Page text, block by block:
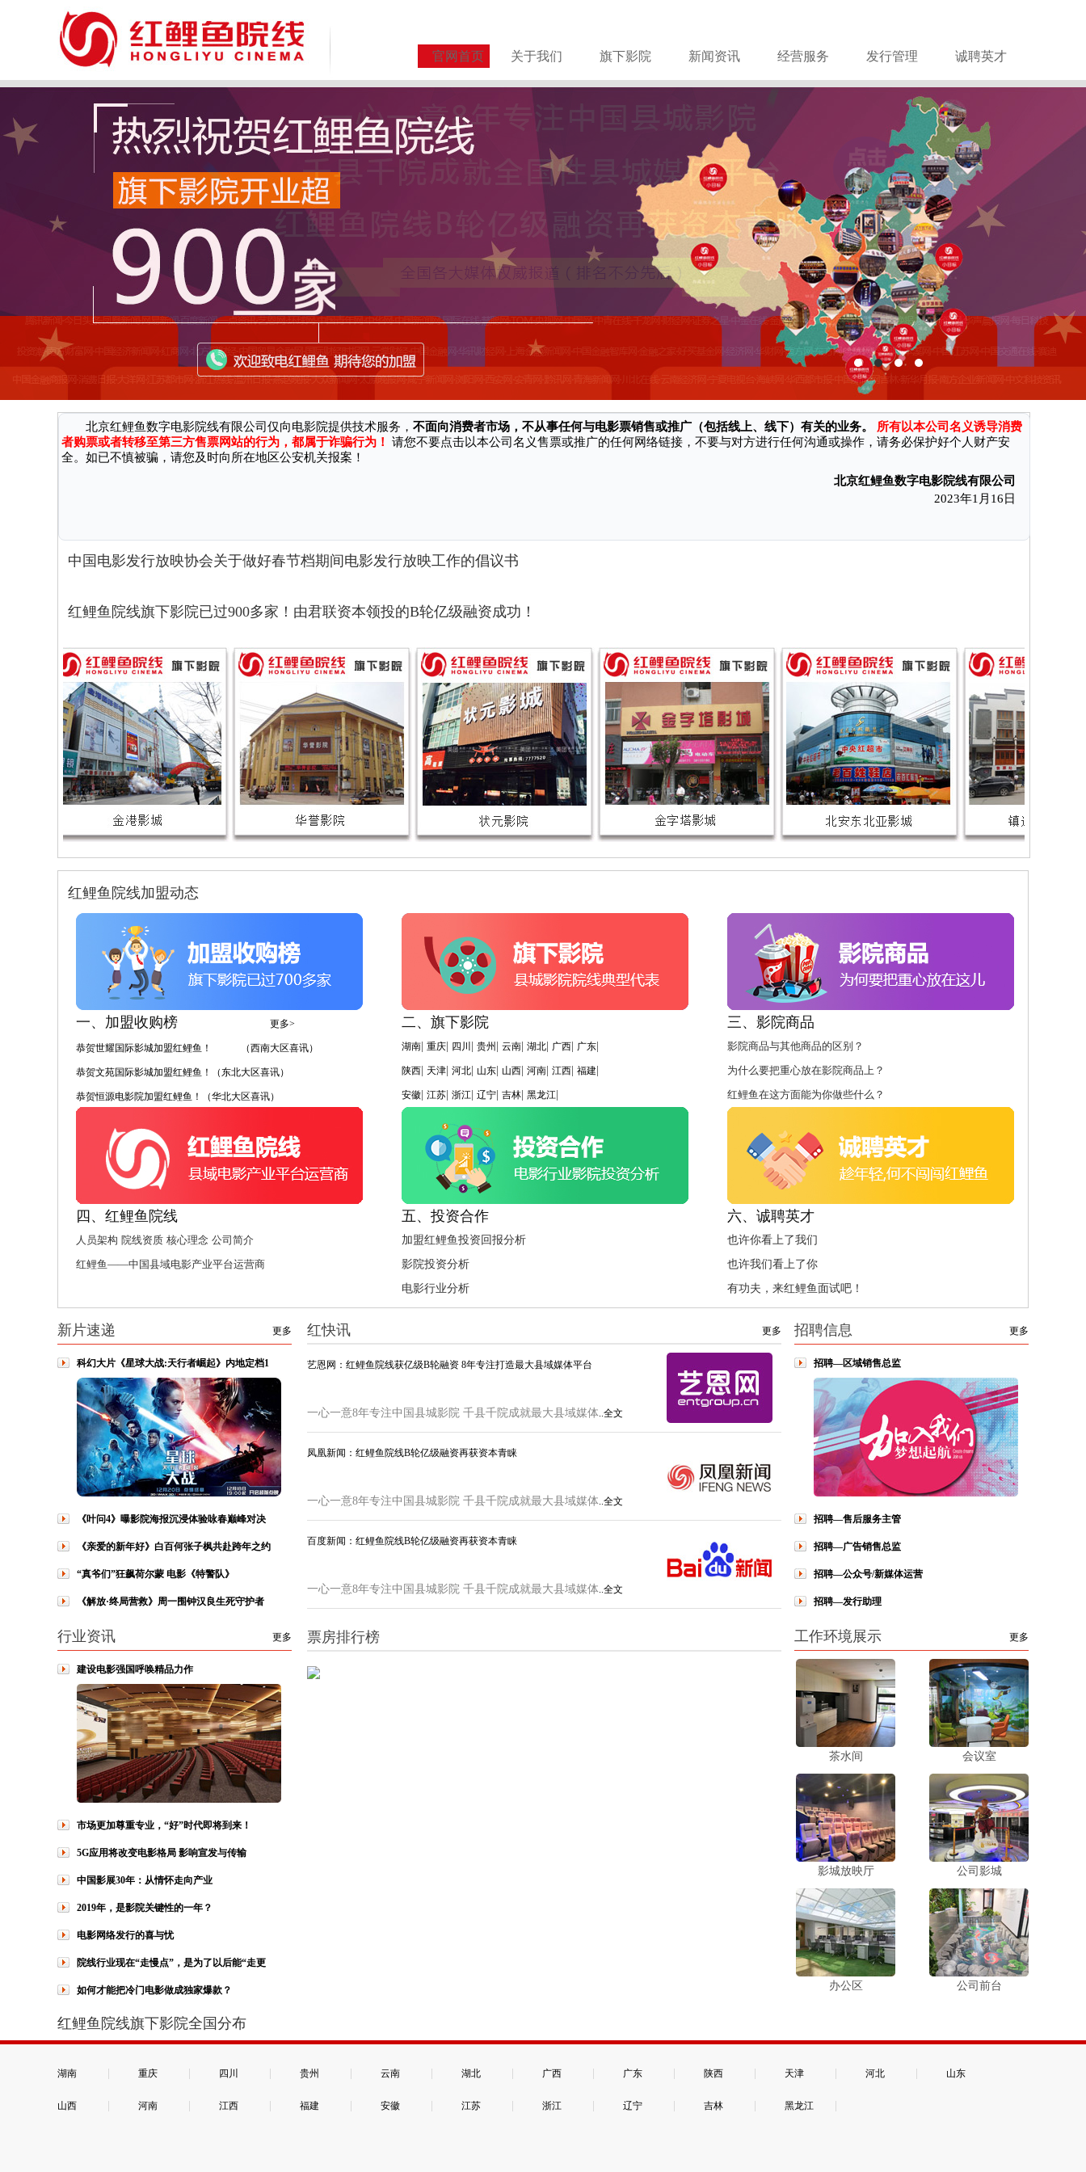
官网首页 关于我们 旗下影院 新闻资讯 经营服务 发行管理 诚聘英才
关于谨防诈骗的严正声明
致 尊敬的广大消费者：
因近期接到国家机关反馈，有不法分子通过微信、第三方网站/软件等渠道冒充本公司名义、对外销售电影票并承诺奖励、实施诈骗行为，消费者付款后无法获得电影票和奖励、遭受财产损失。现本公司特向
北京红鲤鱼数字电影院线有限公司仅向电影院提供技术服务，不面向消费者市场，不从事任何与电影票销售或推广（包括线上、线下）有关的业务。 所有以本公司名义诱导消费
者购票或者转移至第三方售票网站的行为，都属于诈骗行为！请您不要点击以本公司名义售票或推广的任何网络链接，不要与对方进行任何沟通或操作，请务必保护好个人财产安
全。如已不慎被骗，请您及时向所在地区公安机关报案！
2023年1月16日
中国电影发行放映协会关于做好春节档期间电影发行放映工作的倡议书
红鲤鱼院线旗下影院已过900多家！由君联资本领投的B轮亿级融资成功！
红鲤鱼院线加盟动态
一、加盟收购榜 更多>
恭贺世耀国际影城加盟红鲤鱼！ （西南大区喜讯）
恭贺文苑国际影城加盟红鲤鱼！（东北大区喜讯）
恭贺恒源电影院加盟红鲤鱼！（华北大区喜讯）
二、旗下影院
湖南 重庆 四川 贵州 云南 湖北 广西 广东
陕西 天津 河北 山东 山西 河南 江西 福建
安徽 江苏 浙江 辽宁 吉林 黑龙江
三、影院商品
影院商品与其他商品的区别？
为什么要把重心放在影院商品上？
红鲤鱼在这方面能为你做些什么？
四、红鲤鱼院线
人员架构 院线资质 核心理念 公司简介
红鲤鱼——中国县域电影产业平台运营商
五、投资合作
加盟红鲤鱼投资回报分析
影院投资分析
电影行业分析
六、诚聘英才
也许你看上了我们
也许我们看上了你
有功夫，来红鲤鱼面试吧！
更多
新片速递
科幻大片《星球大战:天行者崛起》内地定档1
《叶问4》曝影院海报沉浸体验咏春巅峰对决
《亲爱的新年好》白百何张子枫共赴跨年之约
“真爷们”狂飙荷尔蒙 电影《特警队》
《解放·终局营救》周一围钟汉良生死守护者
更多
行业资讯
建设电影强国呼唤精品力作
市场更加尊重专业，“好”时代即将到来！
5G应用将改变电影格局 影响宣发与传输
中国影展30年：从情怀走向产业
2019年，是影院关键性的一年？
电影网络发行的喜与忧
院线行业现在“走慢点”，是为了以后能“走更
如何才能把冷门电影做成独家爆款？
更多
红快讯
艺恩网：红鲤鱼院线获亿级B轮融资 8年专注打造最大县域媒体平台
一心一意8年专注中国县城影院 千县千院成就最大县域媒体..全文
凤凰新闻：红鲤鱼院线B轮亿级融资再获资本青睐
一心一意8年专注中国县城影院 千县千院成就最大县域媒体..全文
百度新闻：红鲤鱼院线B轮亿级融资再获资本青睐
一心一意8年专注中国县城影院 千县千院成就最大县域媒体..全文
票房排行榜
更多
招聘信息
招聘—区域销售总监
招聘—售后服务主管
招聘—广告销售总监
招聘—公众号/新媒体运营
招聘—发行助理
更多
工作环境展示
茶水间 会议室
影城放映厅 公司影城
办公区 公司前台
红鲤鱼院线旗下影院全国分布
湖南 重庆 四川 贵州 云南 湖北 广西 广东 陕西 天津 河北 山东
山西 河南 江西 福建 安徽 江苏 浙江 辽宁 吉林 黑龙江